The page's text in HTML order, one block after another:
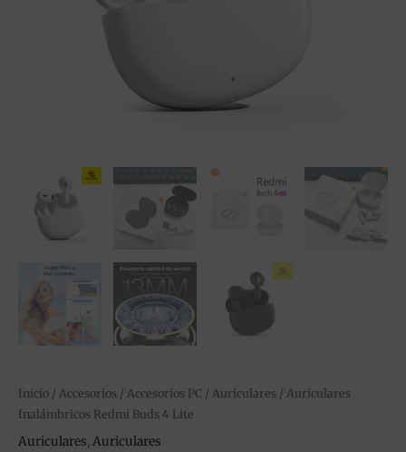
Inicio / Accesorios / Accesorios PC / Auriculares / Auriculares
Inalámbricos Redmi Buds 4 Lite
Auriculares,Auriculares